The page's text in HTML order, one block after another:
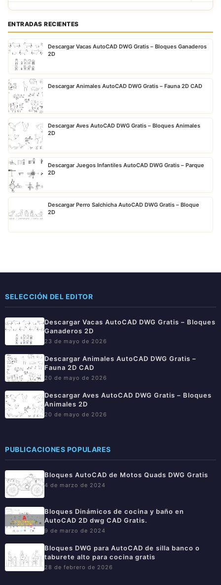
ENTRADAS RECIENTES
Descargar Vacas AutoCAD DWG Gratis – Bloques Ganaderos
2D
Descargar Animales AutoCAD DWG Gratis – Fauna 2D CAD
Descargar Aves AutoCAD DWG Gratis – Bloques Animales
2D
Descargar Juegos Infantiles AutoCAD DWG Gratis – Parque
2D
Descargar Perro Salchicha AutoCAD DWG Gratis – Bloque
2D
SELECCIÓN DEL EDITOR
Descargar Vacas AutoCAD DWG Gratis – Bloques
Ganaderos 2D
23 de mayo de 2026
Descargar Animales AutoCAD DWG Gratis –
Fauna 2D CAD
20 de mayo de 2026
Descargar Aves AutoCAD DWG Gratis – Bloques
Animales 2D
20 de mayo de 2026
PUBLICACIONES POPULARES
Bloques AutoCAD de Motos Quads DWG Gratis
4 de marzo de 2024
Bloques Dinámicos de cocina y baño en
AutoCAD 2D dwg CAD Gratis.
9 de marzo de 2024
Bloques DWG para AutoCAD de silla banco o
taburete alto para cocina gratis
28 de febrero de 2026